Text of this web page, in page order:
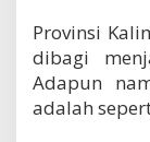
Provinsi
dibagi
Adapun
adalah